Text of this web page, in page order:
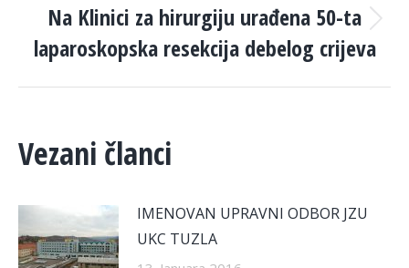
Next
post:
Na Klinici za hirurgiju urađena 50-ta
laparoskopska resekcija debelog crijeva
Vezani članci
IMENOVAN UPRAVNI ODBOR JZU
UKC TUZLA